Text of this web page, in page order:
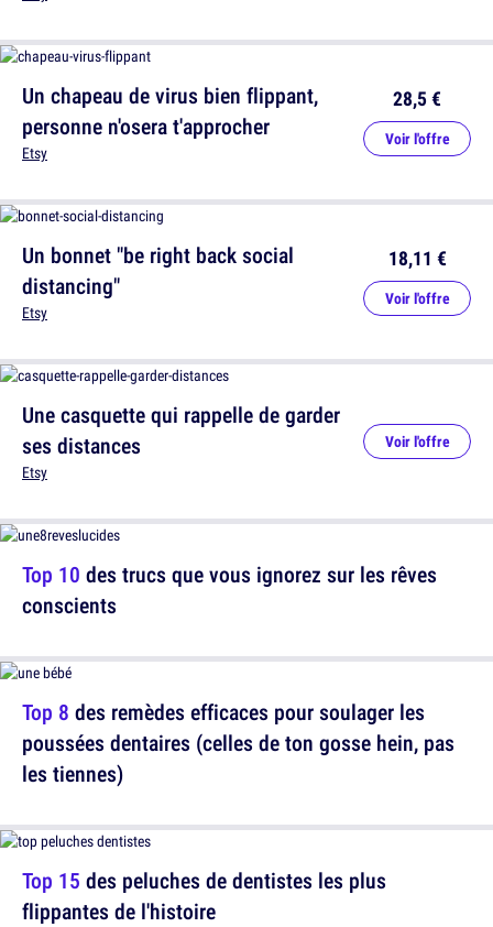
Un bonnet "be right back social
distancing"
Etsy
18,11 €
Voir l'offre
Une casquette qui rappelle de garder
ses distances
Etsy
Voir l'offre
Top 8 des remèdes efficaces pour soulager les
poussées dentaires (celles de ton gosse hein, pas
les tiennes)
Un chapeau de virus bien flippant,
personne n'osera t'approcher
Etsy
28,5 €
Voir l'offre
Top 10 des trucs que vous ignorez sur les rêves
conscients
Top 15 des peluches de dentistes les plus
flippantes de l'histoire